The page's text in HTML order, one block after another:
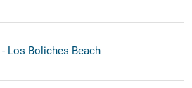
Los Boliches Beach